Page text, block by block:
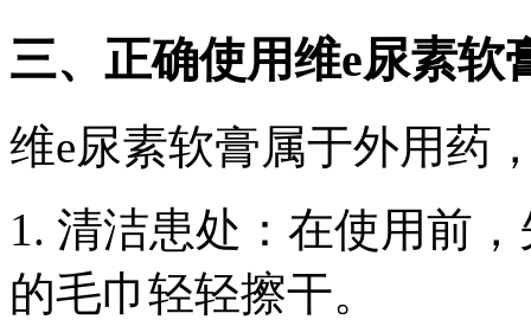
三、正确使用维e尿素软
维e尿素软膏属于外用药
1. 清洁患处：在使用前
的毛巾轻轻擦干。